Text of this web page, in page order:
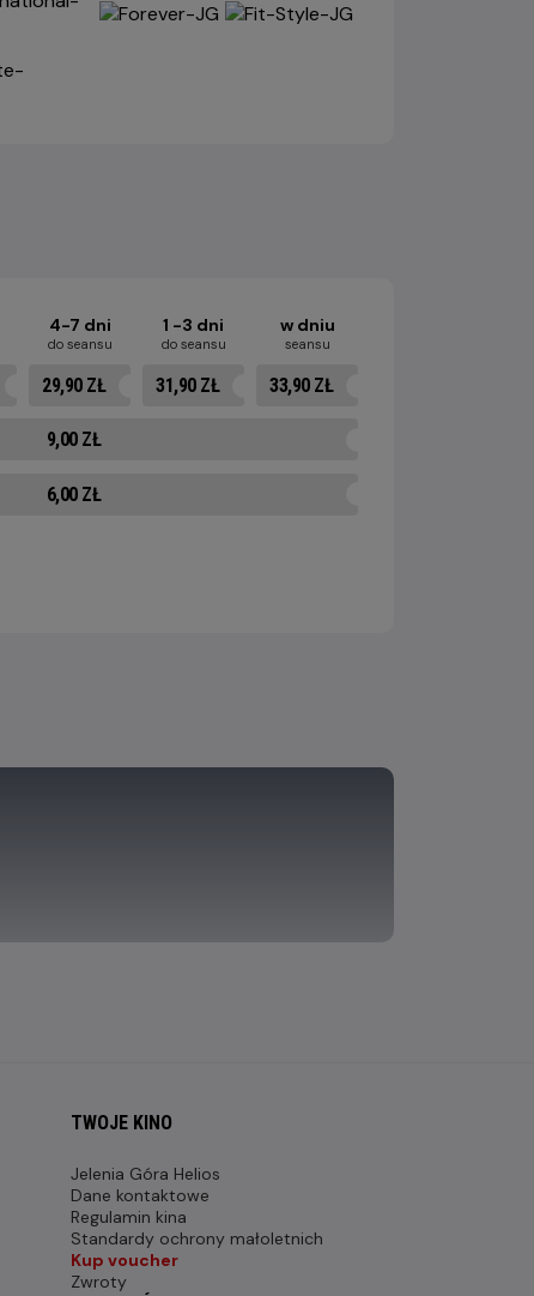
4-7 dni
do seansu
1 -3 dni
do seansu
w dniu
seansu
29,90 ZŁ 31,90 ZŁ 33,90 ZŁ
9,00 ZŁ
6,00 ZŁ
TWOJE KINO
Jelenia Góra Helios
Dane kontaktowe
Regulamin kina
Standardy ochrony małoletnich
Kup voucher
Zwroty